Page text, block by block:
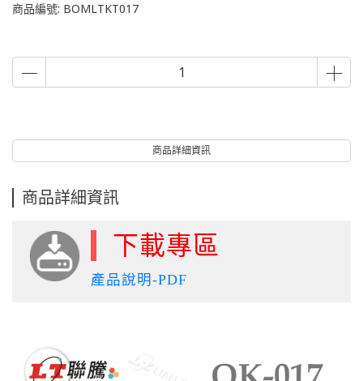
商品編號: BOMLTKT017
商品詳細資訊
商品詳細資訊
下載專區
產品說明-PDF